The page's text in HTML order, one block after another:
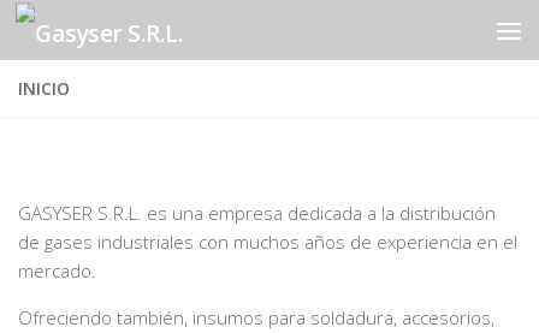
Saltar al contenido
INICIO
GASYSER S.R.L. es una empresa dedicada a la distribución
de gases industriales con muchos años de experiencia en el
mercado.
Ofreciendo también, insumos para soldadura, accesorios,